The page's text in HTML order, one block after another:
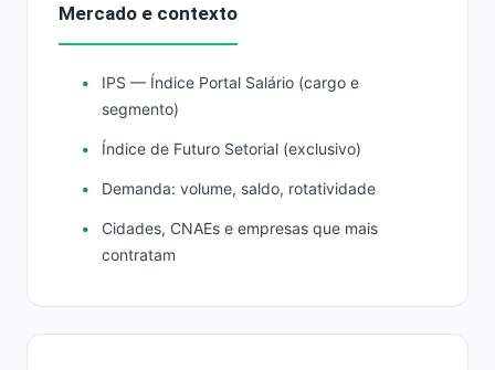
Mercado e contexto
IPS — Índice Portal Salário (cargo e
segmento)
Índice de Futuro Setorial (exclusivo)
Demanda: volume, saldo, rotatividade
Cidades, CNAEs e empresas que mais
contratam